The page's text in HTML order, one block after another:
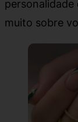
personalidade
muito sobre